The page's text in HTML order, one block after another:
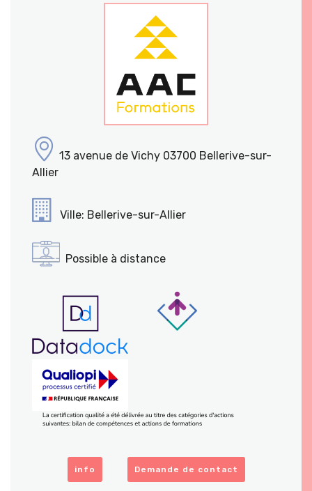
13 avenue de Vichy 03700 Bellerive-sur-
Allier
Ville: Bellerive-sur-Allier
Possible à distance
info Demande de contact